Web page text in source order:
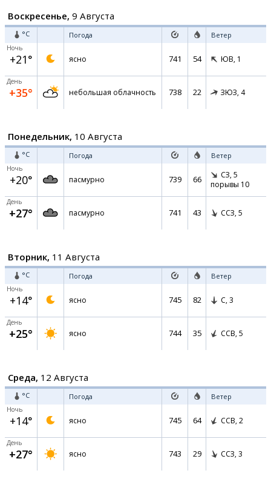
Воскресенье, 9 Августа
°C Погода Ветер
Ночь
+21° ясно 741 54 ЮВ, 1
День
+35° небольшая облачность 738 22 ЗЮЗ, 4
Понедельник, 10 Августа
°C Погода Ветер
Ночь
+20° пасмурно 739 66 СЗ, 5
порывы 10
День
+27° пасмурно 741 43 ССЗ, 5
Вторник, 11 Августа
°C Погода Ветер
Ночь
+14° ясно 745 82 С, 3
День
+25° ясно 744 35 ССВ, 5
Среда, 12 Августа
°C Погода Ветер
Ночь
+14° ясно 745 64 ССВ, 2
День
+27° ясно 743 29 ССЗ, 3